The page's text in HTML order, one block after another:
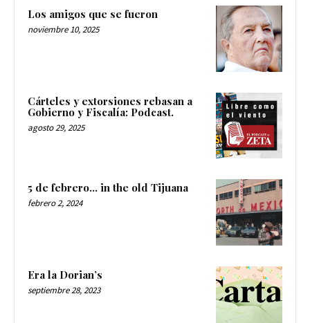
Los amigos que se fueron
noviembre 10, 2025
Cárteles y extorsiones rebasan a
Gobierno y Fiscalía: Podcast.
agosto 29, 2025
5 de febrero… in the old Tijuana
febrero 2, 2024
Era la Dorian’s
septiembre 28, 2023